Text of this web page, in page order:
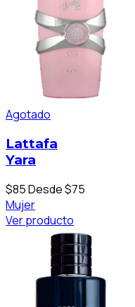
Agotado
Lattafa
Yara
$85Desde $75
Mujer
Ver producto